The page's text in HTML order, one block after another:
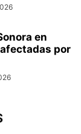
en
por